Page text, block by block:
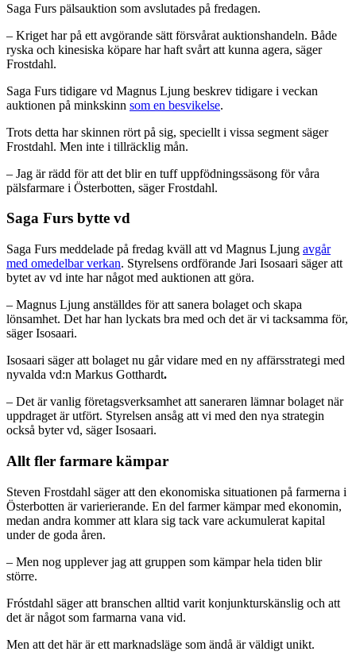
Saga Furs pälsauktion som avslutades på fredagen.
– Kriget har på ett avgörande sätt försvårat auktionshandeln. Både
ryska och kinesiska köpare har haft svårt att kunna agera, säger
Frostdahl.
Saga Furs tidigare vd Magnus Ljung beskrev tidigare i veckan
auktionen på minkskinn som en besvikelse.
Trots detta har skinnen rört på sig, speciellt i vissa segment säger
Frostdahl. Men inte i tillräcklig mån.
– Jag är rädd för att det blir en tuff uppfödningssäsong för våra
pälsfarmare i Österbotten, säger Frostdahl.
Saga Furs bytte vd
Saga Furs meddelade på fredag kväll att vd Magnus Ljung avgår
med omedelbar verkan. Styrelsens ordförande Jari Isosaari säger att
bytet av vd inte har något med auktionen att göra.
– Magnus Ljung anställdes för att sanera bolaget och skapa
lönsamhet. Det har han lyckats bra med och det är vi tacksamma för,
säger Isosaari.
Isosaari säger att bolaget nu går vidare med en ny affärsstrategi med
nyvalda vd:n Markus Gotthardt.
– Det är vanlig företagsverksamhet att saneraren lämnar bolaget när
uppdraget är utfört. Styrelsen ansåg att vi med den nya strategin
också byter vd, säger Isosaari.
Allt fler farmare kämpar
Steven Frostdahl säger att den ekonomiska situationen på farmerna i
Österbotten är varierierande. En del farmer kämpar med ekonomin,
medan andra kommer att klara sig tack vare ackumulerat kapital
under de goda åren.
– Men nog upplever jag att gruppen som kämpar hela tiden blir
större.
Fróstdahl säger att branschen alltid varit konjunkturskänslig och att
det är något som farmarna vana vid.
Men att det här är ett marknadsläge som ändå är väldigt unikt.